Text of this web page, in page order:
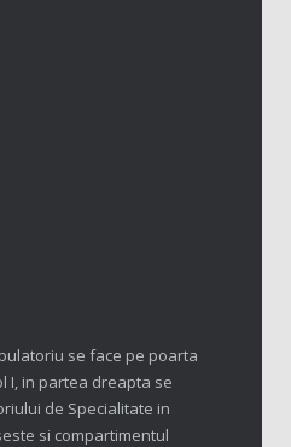
se face pe poarta
I, in partea dreapta se
de Specialitate in
si compartimentul